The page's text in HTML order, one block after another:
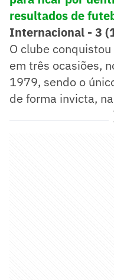
resultados de
Internacional - 3
O clube
em três ocasiões,
1979, sendo o
de forma invicta,